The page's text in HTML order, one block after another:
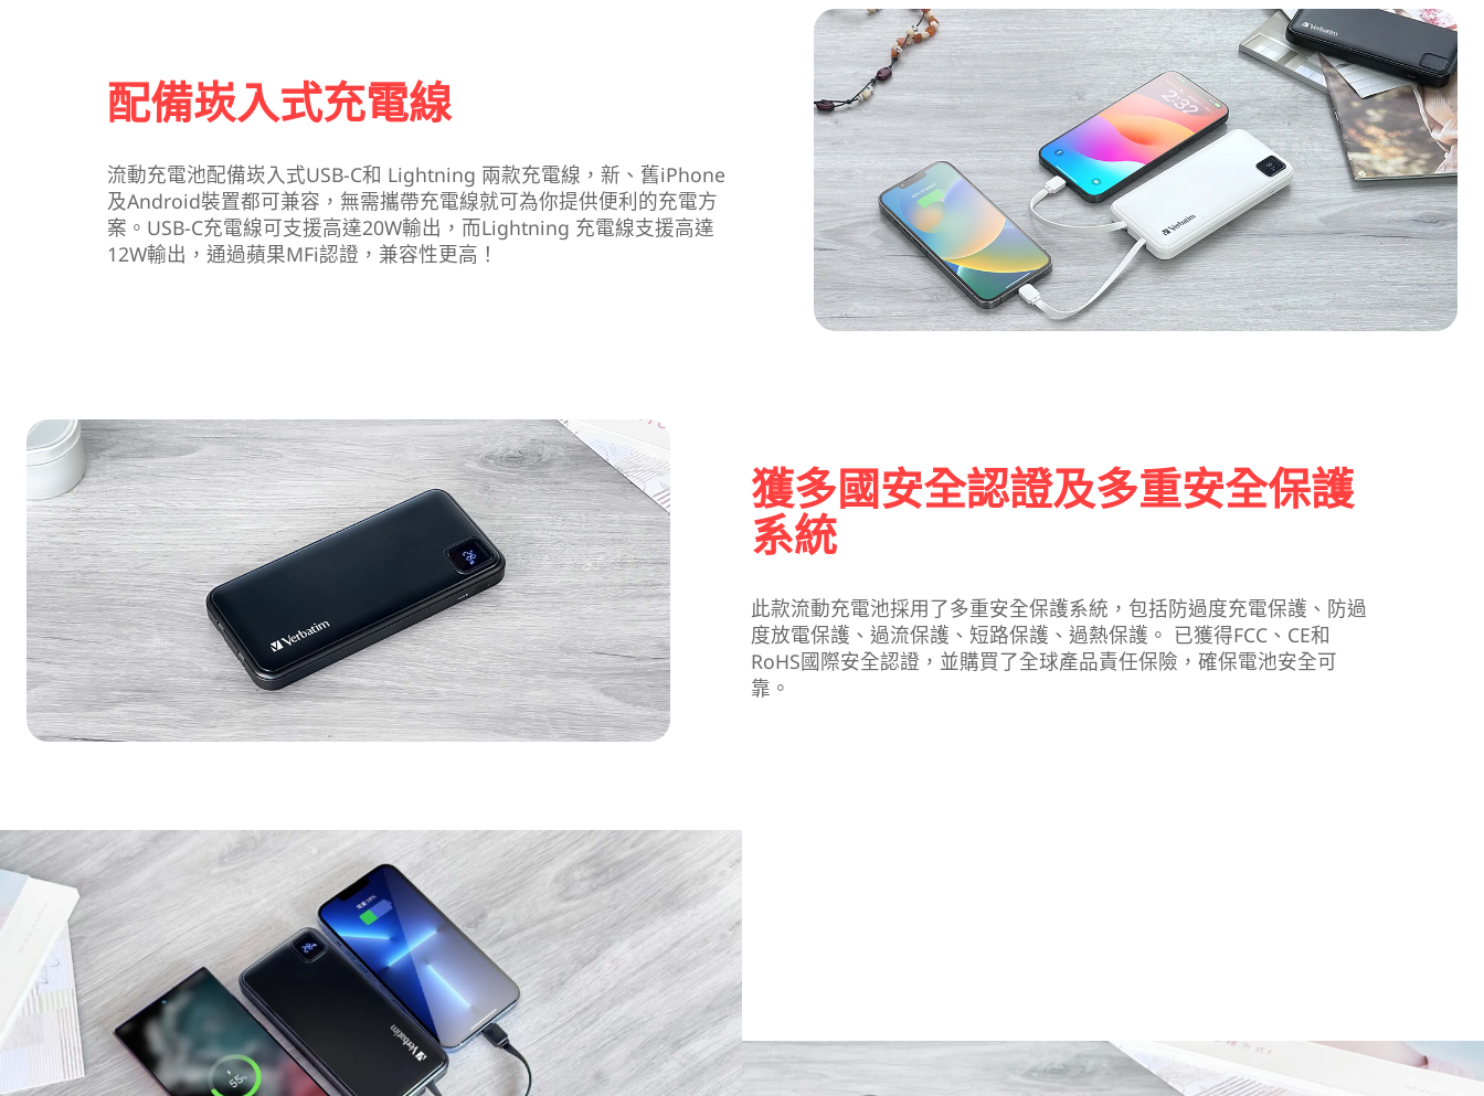
配備崁入式充電線
流動充電池配備崁入式USB-C和 Lightning 兩款充電線，新、舊iPhone
及Android裝置都可兼容，無需攜帶充電線就可為你提供便利的充電方
案。USB-C充電線可支援高達20W輸出，而Lightning 充電線支援高達
12W輸出，通過蘋果MFi認證，兼容性更高！
獲多國安全認證及多重安全保護
系統
此款流動充電池採用了多重安全保護系統，包括防過度充電保護、防過
度放電保護、過流保護、短路保護、過熱保護。 已獲得FCC、CE和
RoHS國際安全認證，並購買了全球產品責任保險，確保電池安全可
靠。